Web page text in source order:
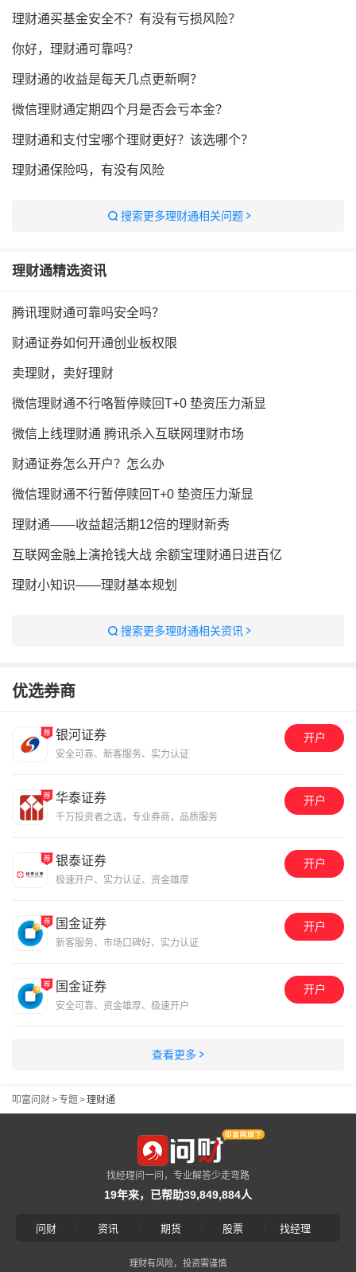
理财通买基金安全不？有没有亏损风险？
你好，理财通可靠吗？
理财通的收益是每天几点更新啊？
微信理财通定期四个月是否会亏本金？
理财通和支付宝哪个理财更好？该选哪个？
理财通保险吗，有没有风险
搜索更多理财通相关问题
理财通精选资讯
腾讯理财通可靠吗安全吗？
财通证券如何开通创业板权限
卖理财，卖好理财
微信理财通不行咯暂停赎回T+0 垫资压力渐显
微信上线理财通 腾讯杀入互联网理财市场
财通证券怎么开户？怎么办
微信理财通不行暂停赎回T+0 垫资压力渐显
理财通——收益超活期12倍的理财新秀
互联网金融上演抢钱大战 余额宝理财通日进百亿
理财小知识——理财基本规划
搜索更多理财通相关资讯
优选券商
银河证券
安全可靠、新客服务、实力认证
开户
华泰证券
千万投资者之选，专业券商，品质服务
开户
银泰证券
极速开户、实力认证、资金雄厚
开户
国金证券
新客服务、市场口碑好、实力认证
开户
国金证券
安全可靠、资金雄厚、极速开户
开户
查看更多
叩富问财>专题 >理财通
找经理问一问，专业解答少走弯路
19年来，已帮助39,849,884人
问财 资讯 期货 股票 找经理
理财有风险，投资需谨慎